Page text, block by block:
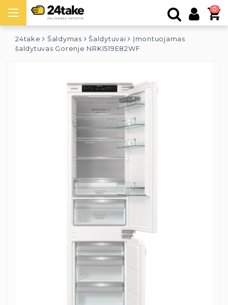
0
24take Šaldymas Šaldytuvai
Įmontuojamas
šaldytuvas Gorenje NRKI519E82WF